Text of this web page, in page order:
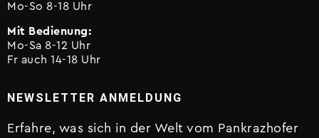
NEWSLETTER ANMELDUNG
Erfahre, was sich in der Welt vom Pankrazhofer
Mo-So 8-18 Uhr
Mit Bedienung:
Mo-Sa 8-12 Uhr
Fr auch 14-18 Uhr